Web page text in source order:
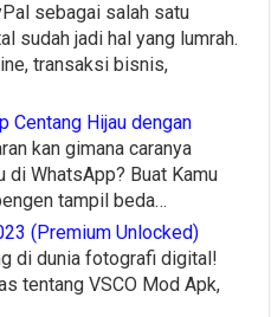
sebagai salah satu
sudah jadi hal yang lumrah.
transaksi bisnis,
Centang Hijau dengan
kan gimana caranya
di WhatsApp? Buat Kamu
tampil beda…
(Premium Unlocked)
di dunia fotografi digital!
tentang VSCO Mod Apk,